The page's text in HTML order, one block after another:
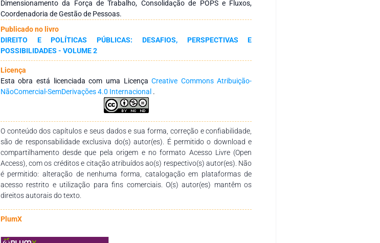
englobou 8 áreas de estudo, as quais estão atualmente alocados118
servidores. No que tange à coleta de dados, destaca-se o mapeamento de 435
entregasdistintas, que variam desde as atividades mais simples às mais
complexas e prolongadas. Oquantitativo de cada entrega mapeada foi
coletado através de indicadores constantes nosrelatórios de gestão dos
setores. A mensuração dos esforços dedicados às entregas foi
realizadaatravés de questionários elaborados para cada uma das áreas e
respondidos por grupos focais.Os resultados tiveram como foco a mensuração
do quantitativo ideal de pessoas em relação àquantidade de servidores
alocados atualmente nos setores. Além do objetivo específico
ferramenta degestão para as suas demais coordenadorias vinculadas.
Dimensionamento da Força de Trabalho, Consolidação de POPS e Fluxos,
Coordenadoria de Gestão de Pessoas.
Publicado no livro
DIREITO E POLÍTICAS PÚBLICAS: DESAFIOS, PERSPECTIVAS E
POSSIBILIDADES - VOLUME 2
Licença
Esta obra está licenciada com uma LicençaCreative Commons Atribuição-
NãoComercial-SemDerivações 4.0 Internacional .
O conteúdo dos capítulos e seus dados e sua forma, correção e confiabilidade,
são de responsabilidade exclusiva do(s) autor(es). É permitido o download e
compartilhamento desde que pela origem e no formato Acesso Livre (Open
Access), com os créditos e citação atribuídos ao(s) respectivo(s) autor(es). Não
é permitido: alteração de nenhuma forma, catalogação em plataformas de
acesso restrito e utilização para fins comerciais. O(s) autor(es) mantêm os
direitos autorais do texto.
PlumX